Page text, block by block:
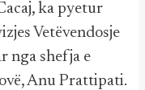
ka pyetur
Vetëvendosje
nga shefja e
Anu Prattipati.